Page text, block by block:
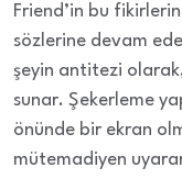
Friend’in bu
sözlerine devam
şeyin antitezi olarak,
sunar. Şekerleme
önünde bir ekran
mütemadiyen